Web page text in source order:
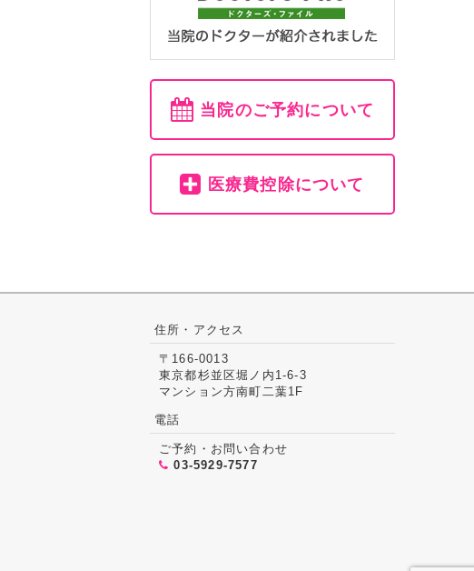
当院のご予約について
医療費控除について
住所・アクセス
〒166-0013
東京都杉並区堀ノ内1-6-3
マンション方南町二葉1F
電話
ご予約・お問い合わせ
03-5929-7577